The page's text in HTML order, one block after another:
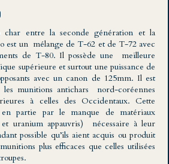
char entre la seconde génération et la
est un mélange de T-62 et de T-72 avec
de T-80. Il possède une meilleure
supérieure et surtout une puissance de
avec un canon de 125mm. Il est
munitions antichars nord-coréennes
à celles des Occidentaux. Cette
partie par le manque de matériaux
et uranium appauvris) nécessaire à leur
possible qu’ils aient acquis ou produit
plus efficaces que celles utilisées